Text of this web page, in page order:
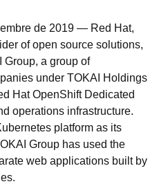
de 2019 — Red Hat,
of open source solutions,
Group, a group of
under TOKAI Holdings
Hat OpenShift Dedicated
operations infrastructure.
platform as its
Group has used the
web applications built by